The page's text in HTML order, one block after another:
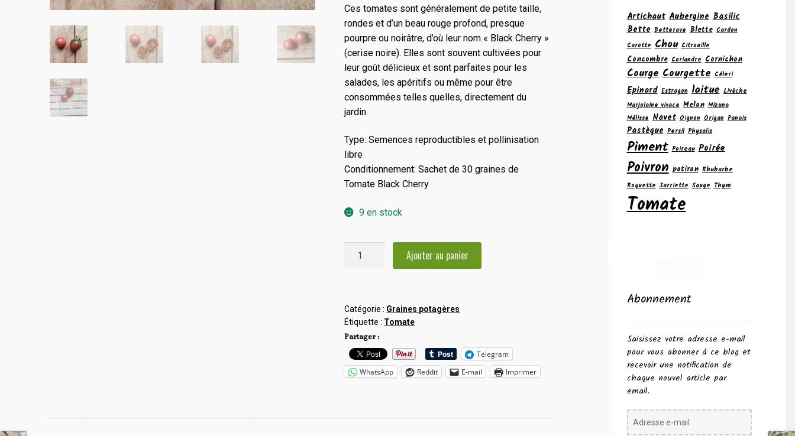
Ces tomates sont généralement de petite taille,
rondes et d’un beau rouge profond, presque
pourpre ou noirâtre, d’où leur nom « Black Cherry »
(cerise noire). Elles sont souvent cultivées pour
leur goût délicieux et sont parfaites pour les
salades, les apéritifs ou même pour être
consommées telles quelles, directement du
jardin.
Type: Semences reproductibles et pollinisation
libre
Conditionnement: Sachet de 30 graines de
Tomate Black Cherry
9 en stock
quantité
Cherry
Ajouter au panier
Catégorie : Graines potagères
Étiquette : Tomate
Partager :
Telegram
WhatsApp
Reddit E-mail Imprimer
Artichaut Aubergine Basilic
Bette Betterave Blette Cardon
Carotte Chou Citrouille
Concombre Coriandre Cornichon
Courge Courgette Céleri
Epinard Estragon laitue Livèche
Marjolaine vivace Melon Mizuna
Mélisse Navet Oignon Origan Panais
Pastèque Persil Physalis
Piment Poireau Poirée
Poivron potiron Rhubarbe
Roquette Sarriette Sauge Thym
Tomate
Abonnement
Saisissez votre adresse e-mail
pour vous abonner à ce blog et
recevoir une notification de
chaque nouvel article par
email.
Adresse
e-